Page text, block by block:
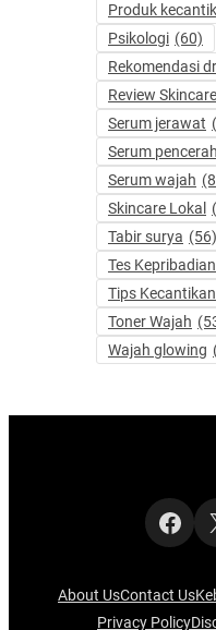
Produk
Psikologi (60)
Rekomendasi
Review Skincare
Serum jerawat
Serum pencerah
Serum wajah
Skincare Lokal
Tabir surya (56)
Tes Kepribadian
Tips Kecantikan
Toner Wajah
Wajah glowing
About UsContact Us
Privacy Policy